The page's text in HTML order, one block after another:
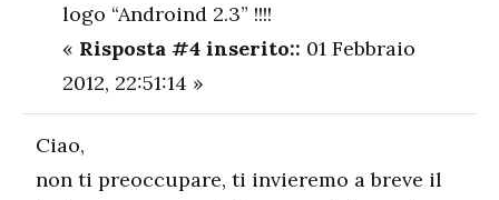
logo “Androind 2.3” !!!!
« Risposta #4 inserito:: 01 Febbraio
2012, 22:51:14 »
Ciao,
non ti preoccupare, ti invieremo a breve il